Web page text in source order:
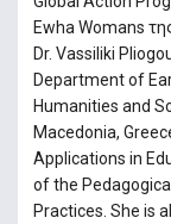
Ewha Womans
Dr. Vassiliki
Department of
Humanities and
Macedonia,
Applications in
of the
Practices. She is